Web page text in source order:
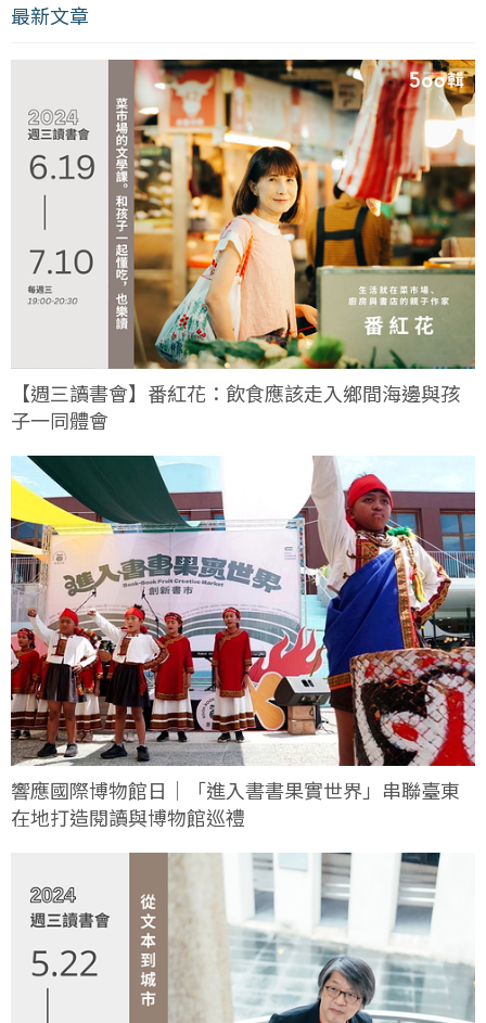
最新文章
【週三讀書會】番紅花：飲食應該走入鄉間海邊與孩
子一同體會
響應國際博物館日｜「進入書書果實世界」串聯臺東
在地打造閱讀與博物館巡禮